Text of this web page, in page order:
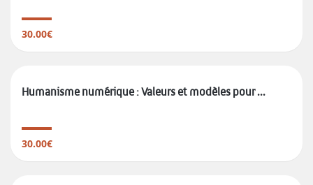
30.00€
Humanisme numérique : Valeurs et modèles pour ...
30.00€